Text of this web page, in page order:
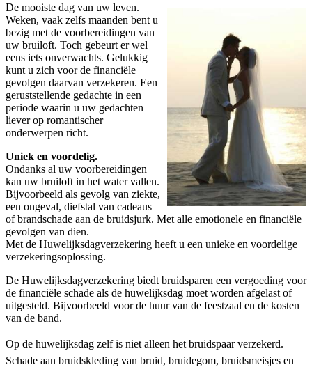
De mooiste dag van uw leven.
Weken, vaak zelfs maanden bent u
bezig met de voorbereidingen van
uw bruiloft. Toch gebeurt er wel
eens iets onverwachts. Gelukkig
kunt u zich voor de financiële
gevolgen daarvan verzekeren. Een
geruststellende gedachte in een
periode waarin u uw gedachten
liever op romantischer
onderwerpen richt.
Uniek en voordelig.
Ondanks al uw voorbereidingen
kan uw bruiloft in het water vallen.
Bijvoorbeeld als gevolg van ziekte,
een ongeval, diefstal van cadeaus
of brandschade aan de bruidsjurk. Met alle emotionele en financiële
gevolgen van dien.
Met de Huwelijksdagverzekering heeft u een unieke en voordelige
verzekeringsoplossing.
De Huwelijksdagverzekering biedt bruidsparen een vergoeding voor
de financiële schade als de huwelijksdag moet worden afgelast of
uitgesteld. Bijvoorbeeld voor de huur van de feestzaal en de kosten
van de band.
Op de huwelijksdag zelf is niet alleen het bruidspaar verzekerd.
Schade aan bruidskleding van bruid, bruidegom, bruidsmeisjes en